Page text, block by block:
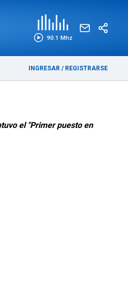
90.1 Mhz
INGRESAR / REGISTRARSE
el "Primer puesto en